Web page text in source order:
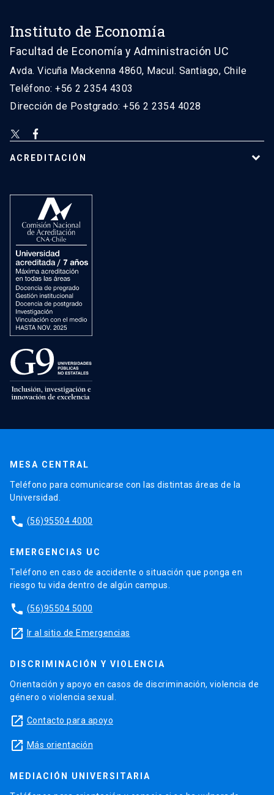
Instituto de Economía
Facultad de Economía y Administración UC
Avda. Vicuña Mackenna 4860, Macul. Santiago, Chile
Teléfono: +56 2 2354 4303
Dirección de Postgrado: +56 2 2354 4028
ACREDITACIÓN
MESA CENTRAL
Teléfono para comunicarse con las distintas áreas de la
Universidad.
phone (56)95504 4000
EMERGENCIAS UC
Teléfono en caso de accidente o situación que ponga en
riesgo tu vida dentro de algún campus.
phone (56)95504 5000
launch Ir al sitio de Emergencias
DISCRIMINACIÓN Y VIOLENCIA
Orientación y apoyo en casos de discriminación, violencia de
género o violencia sexual.
launch Contacto para apoyo
launch Más orientación
MEDIACIÓN UNIVERSITARIA